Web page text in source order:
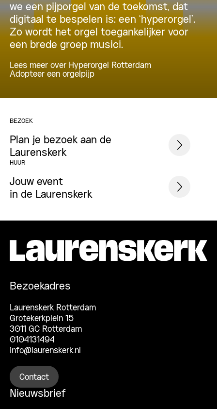
we een pijporgel van de toekomst, dat
digitaal te bespelen is: een ‘hyperorgel’.
Zo wordt het orgel toegankelijker voor
een brede groep musici.
Lees meer over Hyperorgel Rotterdam
Adopteer een orgelpijp
BEZOEK
Plan je bezoek aan de
Laurenskerk
HUUR
Jouw event
in de Laurenskerk
Bezoekadres
Laurenskerk Rotterdam
Grotekerkplein 15
3011 GC Rotterdam
0104131494
info@laurenskerk.nl
Contact
Nieuwsbrief